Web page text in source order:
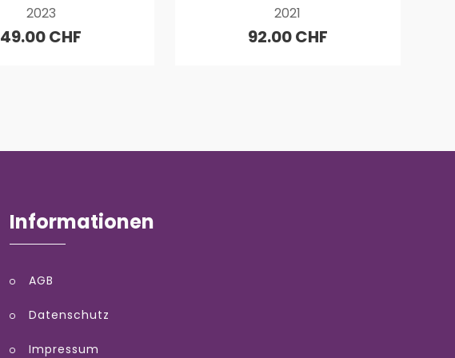
2023
49.00 CHF
2021
92.00 CHF
Informationen
AGB
Datenschutz
Impressum